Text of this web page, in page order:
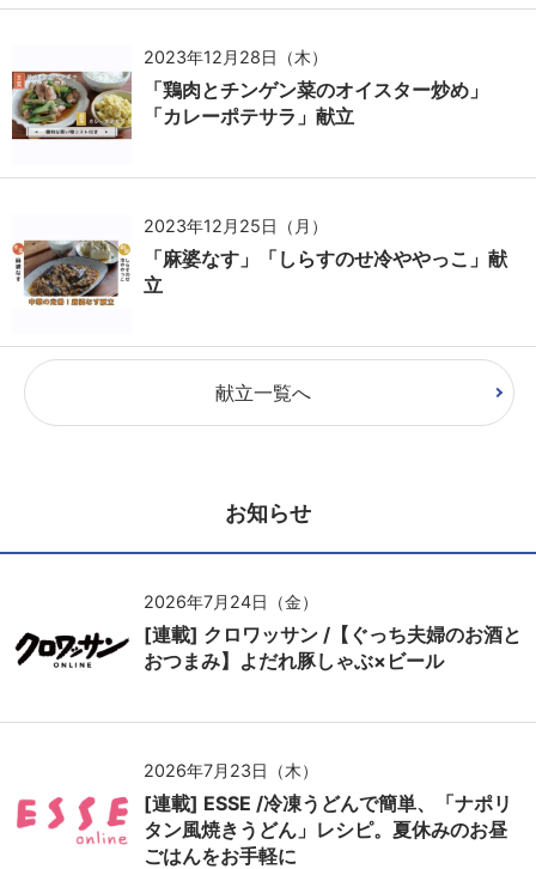
2023年12月28日（木）
「鶏肉とチンゲン菜のオイスター炒め」
「カレーポテサラ」献立
2023年12月25日（月）
「麻婆なす」「しらすのせ冷ややっこ」献
立
献立一覧へ
お知らせ
2026年7月24日（金）
[連載] クロワッサン /【ぐっち夫婦のお酒と
おつまみ】よだれ豚しゃぶ×ビール
2026年7月23日（木）
[連載] ESSE /冷凍うどんで簡単、「ナポリ
タン風焼きうどん」レシピ。夏休みのお昼
ごはんをお手軽に